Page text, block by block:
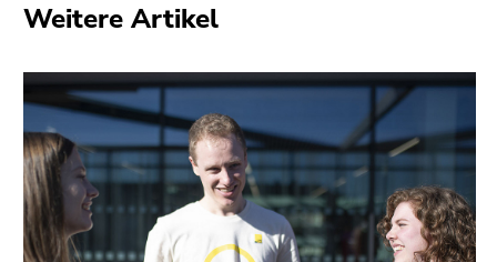
Weitere Artikel